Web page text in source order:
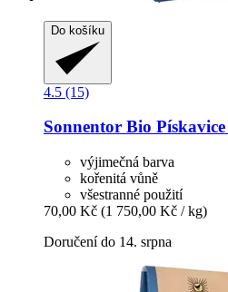
Do košíku
4.5 (15)
Sonnentor Bio
výjimečná barva
kořenitá vůně
všestranné použití
70,00 Kč (1 750,00 Kč / kg)
Doručení do 14. srpna